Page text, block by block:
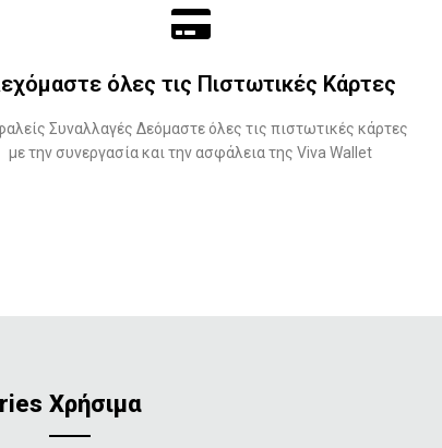
όλες τις Πιστωτικές Κάρτες
Συναλλαγές Δεόμαστε όλες τις πιστωτικές κάρτες
με την συνεργασία και την ασφάλεια της Viva Wallet
Χρήσιμα